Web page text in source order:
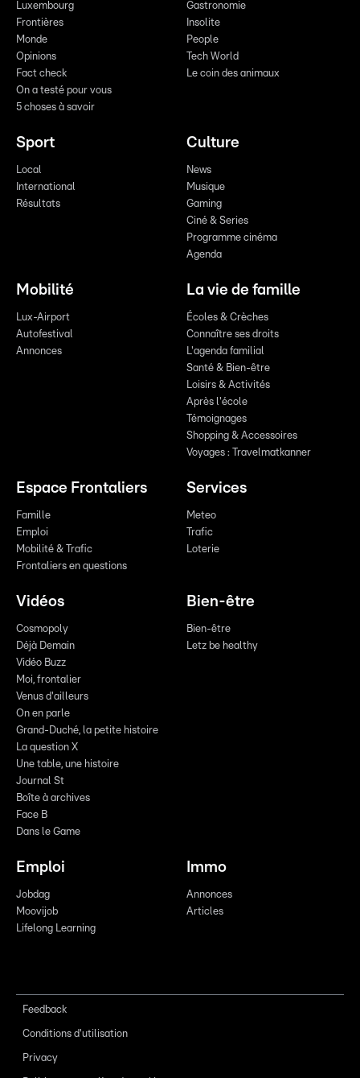
Luxembourg
Frontières
Monde
Opinions
Fact check
On a testé pour vous
5 choses à savoir
Gastronomie
Insolite
People
Tech World
Le coin des animaux
Sport
Local
International
Résultats
Culture
News
Musique
Gaming
Ciné & Series
Programme cinéma
Agenda
Mobilité
Lux-Airport
Autofestival
Annonces
La vie de famille
Écoles & Crèches
Connaître ses droits
L'agenda familial
Santé & Bien-être
Loisirs & Activités
Après l'école
Témoignages
Shopping & Accessoires
Voyages : Travelmatkanner
Espace Frontaliers
Famille
Emploi
Mobilité & Trafic
Frontaliers en questions
Services
Meteo
Trafic
Loterie
Vidéos
Cosmopoly
Déjà Demain
Vidéo Buzz
Moi, frontalier
Venus d'ailleurs
On en parle
Grand-Duché, la petite histoire
La question X
Une table, une histoire
Journal St
Boîte à archives
Face B
Dans le Game
Bien-être
Bien-être
Letz be healthy
Emploi
Jobdag
Moovijob
Lifelong Learning
Immo
Annonces
Articles
Feedback
Conditions d'utilisation
Privacy